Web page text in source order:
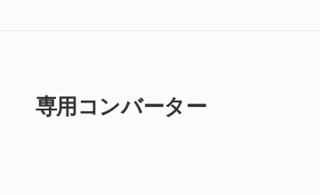
専用コンバーター